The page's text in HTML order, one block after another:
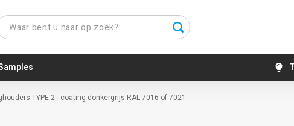
TYPE 2 - coating donkergrijs RAL 7016 of 7021